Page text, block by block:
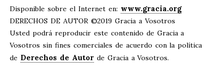
Disponible sobre el Internet en: www.gracia.org
DERECHOS DE AUTOR ©2019 Gracia a Vosotros
Usted podrá reproducir este contenido de Gracia a
Vosotros sin fines comerciales de acuerdo con la política
de Derechos de Autorde Gracia a Vosotros.